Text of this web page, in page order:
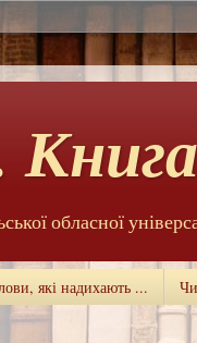
обласної
які надихають ...